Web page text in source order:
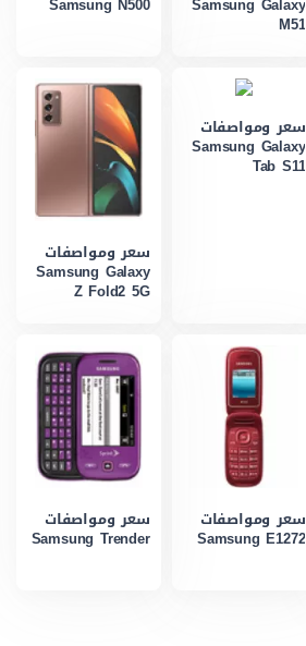
Samsung Galaxy
M51
Samsung N500
سعر ومواصفات
Samsung Galaxy
Tab S11
سعر ومواصفات
Samsung Galaxy
Z Fold2 5G
سعر ومواصفات
Samsung E1272
سعر ومواصفات
Samsung Trender